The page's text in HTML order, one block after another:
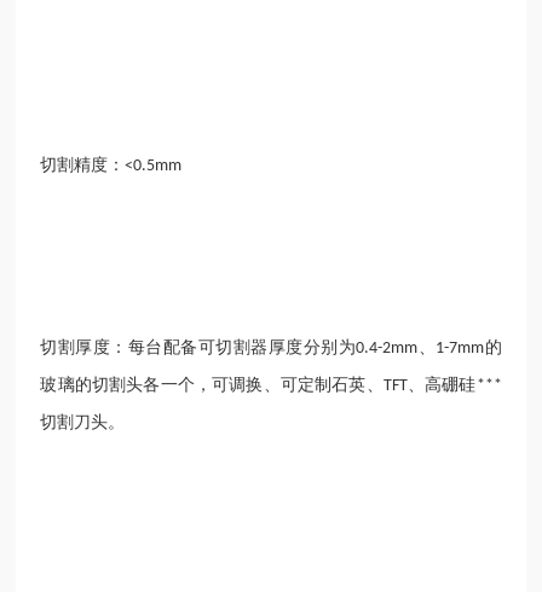
切割精度：<0.5mm
切割厚度：每台配备可切割器厚度分别为0.4-2mm 1-7mm的
玻璃的切割头各一个，可调换、可定制石英、 TFT、高硼硅***
切割刀头。